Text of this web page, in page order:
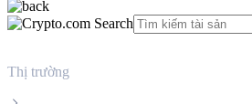
Thị trường